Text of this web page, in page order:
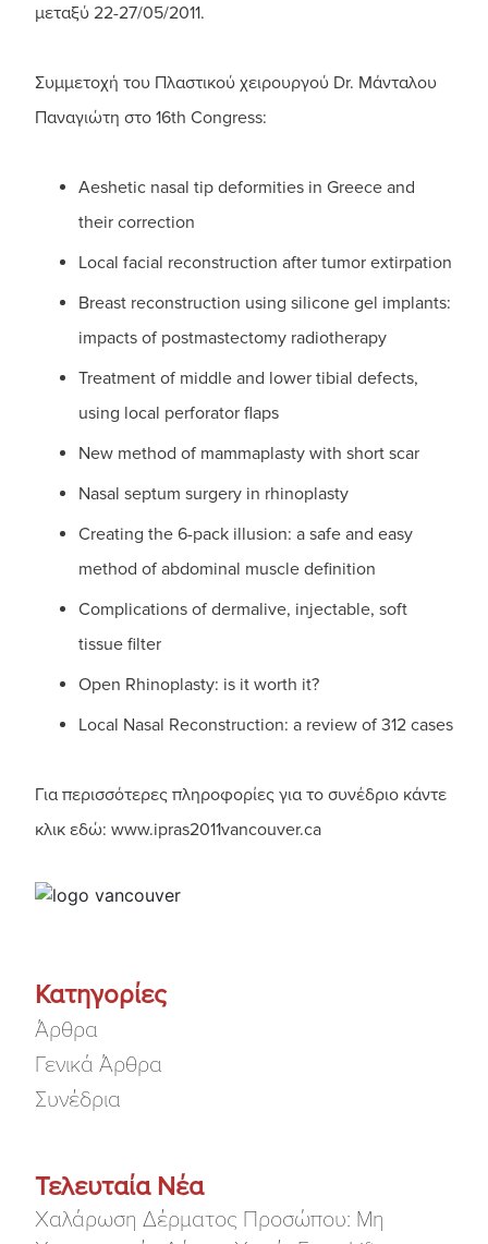
μεταξύ 22-27/05/2011.
Συμμετοχή του Πλαστικού χειρουργού Dr. Μάνταλου
Παναγιώτη στο 16th Congress:
Aeshetic nasal tip deformities in Greece and
their correction
Local facial reconstruction after tumor extirpation
Breast reconstruction using silicone gel implants:
impacts of postmastectomy radiotherapy
Treatment of middle and lower tibial defects,
using local perforator flaps
New method of mammaplasty with short scar
Nasal septum surgery in rhinoplasty
Creating the 6-pack illusion: a safe and easy
method of abdominal muscle definition
Complications of dermalive, injectable, soft
tissue filter
Open Rhinoplasty: is it worth it?
Local Nasal Reconstruction: a review of 312 cases
Για περισσότερες πληροφορίες για το συνέδριο κάντε
κλικ εδώ: www.ipras2011vancouver.ca
Κατηγορίες
Άρθρα
Γενικά Άρθρα
Συνέδρια
Τελευταία Νέα
Χαλάρωση Δέρματος Προσώπου: Μη